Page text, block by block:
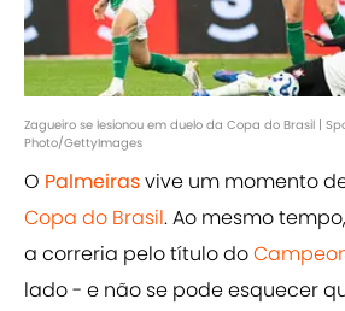
Zagueiro se lesionou em duelo da Copa do Brasil |
Photo/GettyImages
O Palmeirasvive um momento
Copa do Brasil. Ao mesmo
a correria pelo título do
lado - e não se pode esquecer